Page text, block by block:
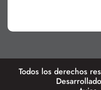
Todos los derechos